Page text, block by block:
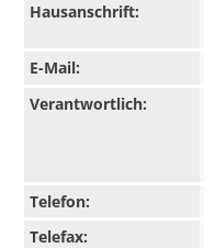
Hausanschrift:
E-Mail:
Verantwortlich:
Telefon:
Telefax: